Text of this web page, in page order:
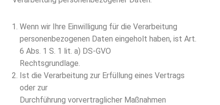
Wenn wir Ihre Einwilligung für die Verarbeitung
personenbezogenen Daten eingeholt haben, ist Art.
6 Abs. 1 S. 1 lit. a) DS-GVO
Rechtsgrundlage.
Ist die Verarbeitung zur Erfüllung eines Vertrags
oder zur
Durchführung vorvertraglicher Maßnahmen